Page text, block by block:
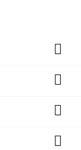



